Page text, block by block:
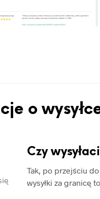
o
Czy
Tak, po przejściu
wysyłki za granicę to